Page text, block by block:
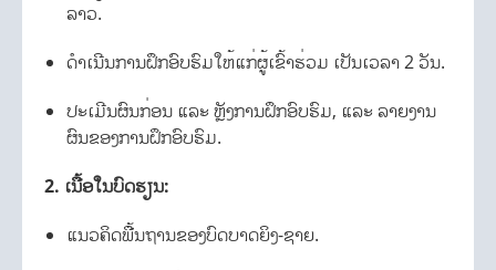
ລາວ.
ດຳເນີນການຝຶກອົບຮົມໃຫ້ແກ່ຜູ້ເຂົ້າຮ່ວມ ເປັນເວລາ 2 ວັນ.
ປະເມີນຜົນກ່ອນ ແລະ ຫຼັງການຝຶກອົບຮົມ, ແລະ ລາຍງານ
ຜົນຂອງການຝຶກອົບຮົມ.
2. ເນື້ອໃນບົດຮຽນ:
ແນວຄິດພື້ນຖານຂອງບົດບາດຍິງ-ຊາຍ.